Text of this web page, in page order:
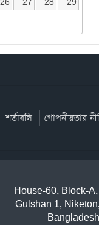
শর্তাবলি গোপনীয়তার
House-60, Block-
Gulshan 1,